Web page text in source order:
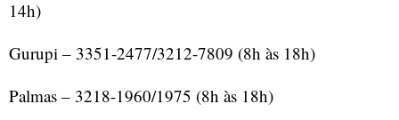
14h)
Gurupi – 3351-2477/3212-7809 (8h às 18h)
Palmas – 3218-1960/1975 (8h às 18h)